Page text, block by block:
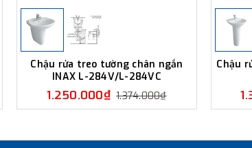
Chậu rửa treo tường chân ngắn
INAX L-284V/L-284VC
1.250.000₫ 1.374.000₫
Chậu